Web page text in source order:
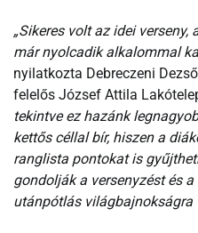
„Sikeres volt az idei verseny,
már nyolcadik alkalommal
nyilatkozta Debreczeni
felelős József Attila
tekintve ez hazánk
kettős céllal bír, hiszen a
ranglista pontokat is
gondolják a versenyzést és
utánpótlás világbajnokságra